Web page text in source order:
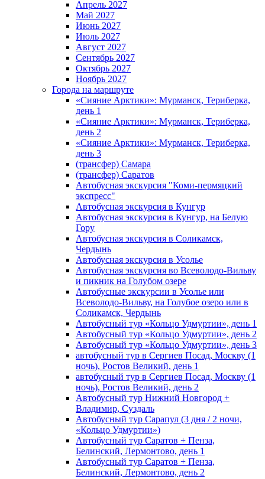
Апрель 2027
Май 2027
Июнь 2027
Июль 2027
Август 2027
Сентябрь 2027
Октябрь 2027
Ноябрь 2027
Города на маршруте
«Сияние Арктики»: Мурманск, Териберка,
день 1
«Сияние Арктики»: Мурманск, Териберка,
день 2
«Сияние Арктики»: Мурманск, Териберка,
день 3
(трансфер) Самара
(трансфер) Саратов
Автобусная экскурсия "Коми-пермяцкий
экспресс"
Автобусная экскурсия в Кунгур
Автобусная экскурсия в Кунгур, на Белую
Гору
Автобусная экскурсия в Соликамск,
Чердынь
Автобусная экскурсия в Усолье
Автобусная экскурсия во Всеволодо-Вильву
и пикник на Голубом озере
Автобусные экскурсии в Усолье или
Всеволодо-Вильву, на Голубое озеро или в
Соликамск, Чердынь
Автобусный тур «Кольцо Удмуртии», день 1
Автобусный тур «Кольцо Удмуртии», день 2
Автобусный тур «Кольцо Удмуртии», день 3
автобусный тур в Сергиев Посад, Москву (1
ночь), Ростов Великий, день 1
автобусный тур в Сергиев Посад, Москву (1
ночь), Ростов Великий, день 2
Автобусный тур Нижний Новгород +
Владимир, Суздаль
Автобусный тур Сарапул (3 дня / 2 ночи,
«Кольцо Удмуртии»)
Автобусный тур Саратов + Пенза,
Белинский, Лермонтово, день 1
Автобусный тур Саратов + Пенза,
Белинский, Лермонтово, день 2